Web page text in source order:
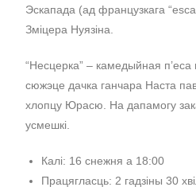
Эскапада (ад французкага
Зміцера Нуязіна.
“Несцерка” – камедыйная п’еса
сюжэце дачка ганчара Наста
хлопцу Юрасю. На дапамогу
усмешкі.
Калі: 16 снежня а 18:00
Працягласць: 2 гадзіны 30